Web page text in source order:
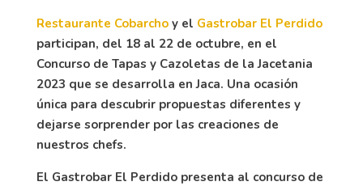
Restaurante Cobarchoy el Gastrobar El Perdido
participan, del 18 al 22 de octubre, en el
Concurso de Tapas y Cazoletas de la Jacetania
2023 que se desarrolla en Jaca. Una ocasión
única para descubrir propuestas diferentes y
dejarse sorprender por las creaciones de
nuestros chefs.
El Gastrobar El Perdido presenta al concurso de